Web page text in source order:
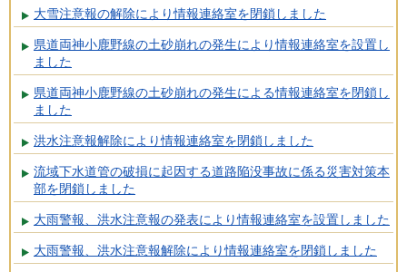
大雪注意報の解除により情報連絡室を閉鎖しました
県道両神小鹿野線の土砂崩れの発生により情報連絡室を設置し
ました
県道両神小鹿野線の土砂崩れの発生による情報連絡室を閉鎖し
ました
洪水注意報解除により情報連絡室を閉鎖しました
流域下水道管の破損に起因する道路陥没事故に係る災害対策本
部を閉鎖しました
大雨警報、洪水注意報の発表により情報連絡室を設置しました
大雨警報、洪水注意報解除により情報連絡室を閉鎖しました